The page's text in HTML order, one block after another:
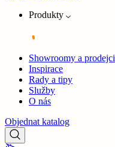
Produkty
Showroomy a prodejci
Inspirace
Rady a tipy
Služby
O nás
Objednat katalog